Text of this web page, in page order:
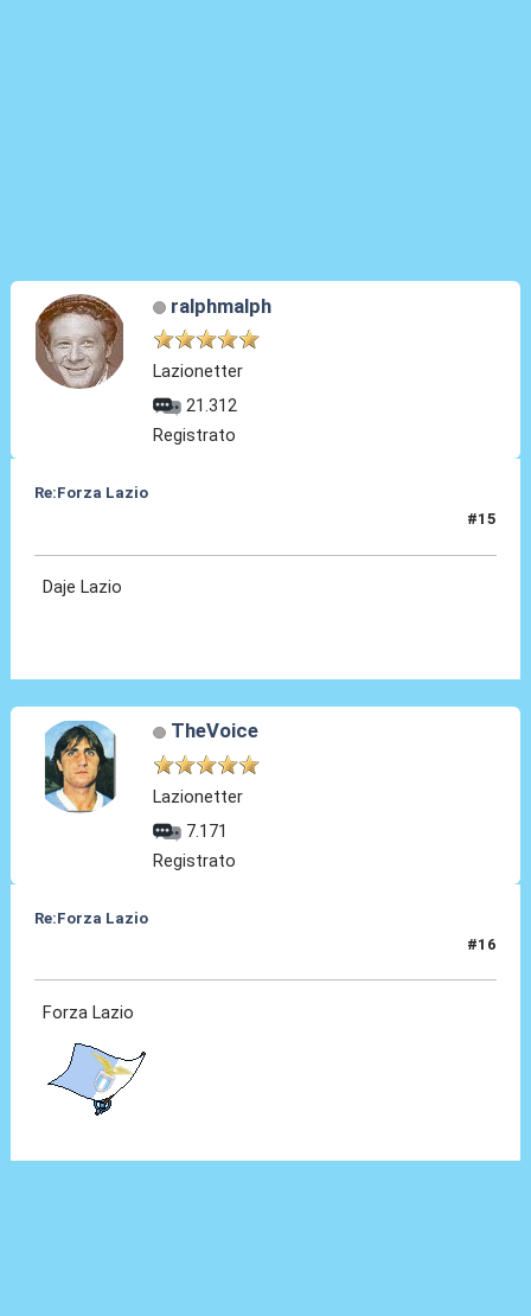
ralphmalph
Lazionetter
21.312
Registrato
Re:Forza Lazio
#15
Daje Lazio
TheVoice
Lazionetter
7.171
Registrato
Re:Forza Lazio
#16
Forza Lazio